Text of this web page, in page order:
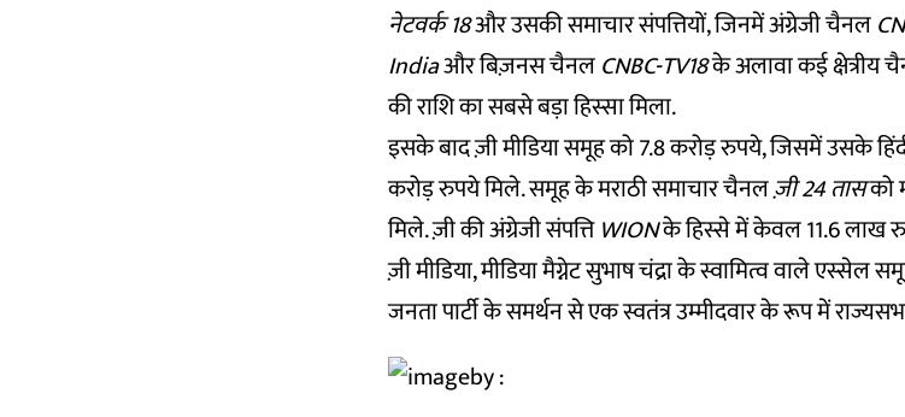
नेटवर्क 18और उसकी समाचार संपत्तियों, जिनमें अंग्रेजी चैनल
Indiaऔर बिज़नस चैनलCNBC-TV18के अलावा कई क्षेत्रीय
की राशि का सबसे बड़ा हिस्सा मिला.
इसके बाद ज़ी मीडिया समूह को 7.8 करोड़ रुपये, जिसमें उसके
करोड़ रुपये मिले. समूह के मराठी समाचार चैनलज़ी 24 तासको
मिले. ज़ी की अंग्रेजी संपत्तिWIONके हिस्से में केवल 11.6 लाख
ज़ी मीडिया, मीडिया मैग्नेट सुभाष चंद्रा के स्वामित्व वाले एस्सेल
जनता पार्टी के समर्थन से एक स्वतंत्र उम्मीदवार के रूप में